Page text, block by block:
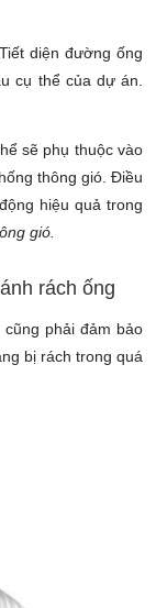
diện đường ống
cụ thể của dự án.
sẽ phụ thuộc vào
thông gió. Điều
hiệu quả trong
gió.
rách ống
cũng phải đảm bảo
bị rách trong quá